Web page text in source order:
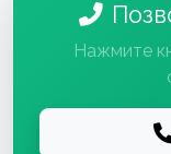
Нажмите